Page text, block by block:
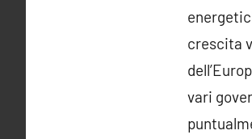
crescita
vari